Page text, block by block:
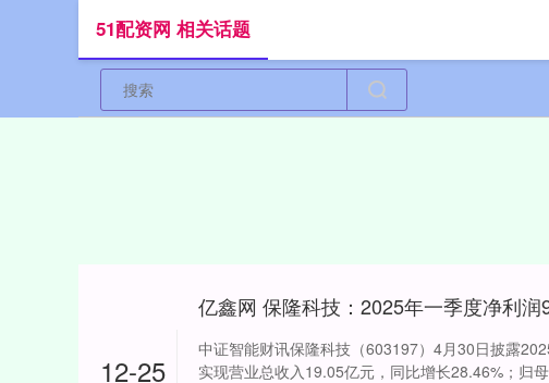
51配资网 相关话题
12-25
中证智能财讯保隆科技（603197）4月30日披露
实现营业总收入19.05亿元，同比增长28.46%；归